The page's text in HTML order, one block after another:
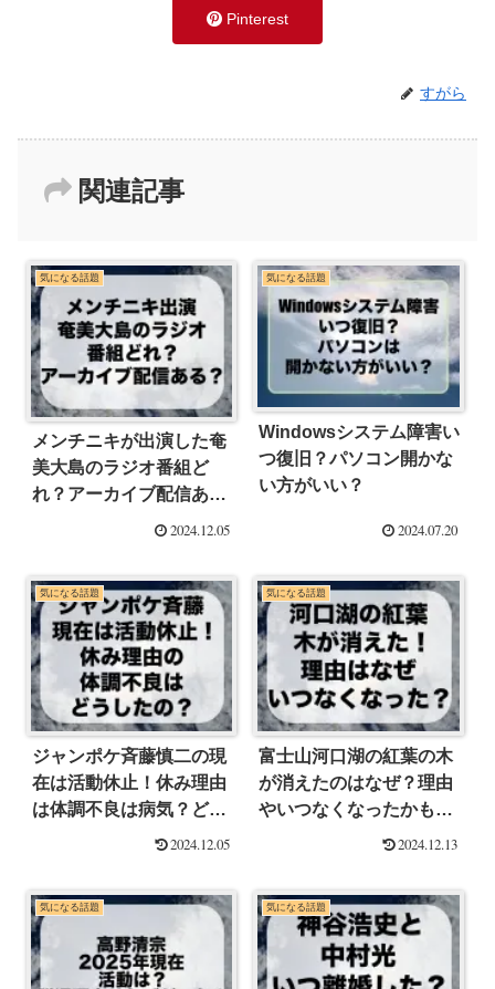
Pinterest
すがら
関連記事
気になる話題
メンチニキが出演した奄
美大島のラジオ番組ど
れ？アーカイブ配信あ
2024.12.05
気になる話題
Windowsシステム障害い
つ復旧？パソコン開かな
い方がいい？
2024.07.20
気になる話題
ジャンポケ斉藤慎二の現
在は活動休止！休み理由
は体調不良は病気？どう
2024.12.05
気になる話題
富士山河口湖の紅葉の木
が消えたのはなぜ？理由
やいつなくなったかも調
2024.12.13
気になる話題 気になる話題